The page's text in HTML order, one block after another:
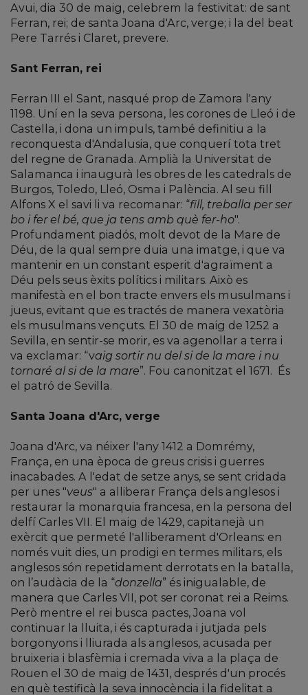
Avui, dia 30 de maig, celebrem la festivitat: de sant
Ferran, rei; de santa Joana d'Arc, verge; i la del beat
Pere Tarrés i Claret, prevere.
Sant Ferran, rei
Ferran III el Sant, nasqué prop de Zamora l'any
1198. Uní en la seva persona, les corones de Lleó i de
Castella, i dona un impuls, també definitiu a la
reconquesta d'Andalusia, que conquerí tota tret
del regne de Granada. Amplià la Universitat de
Salamanca i inaugurà les obres de les catedrals de
Burgos, Toledo, Lleó, Osma i Palència. Al seu fill
Alfons X el savi li va recomanar: “fill, treballa per ser
bo i fer el bé, que ja tens amb què fer-ho".
Profundament piadós, molt devot de la Mare de
Déu, de la qual sempre duia una imatge, i que va
mantenir en un constant esperit d'agraïment a
Déu pels seus èxits polítics i militars. Això es
manifestà en el bon tracte envers els musulmans i
jueus, evitant que es tractés de manera vexatòria
els musulmans vençuts. El 30 de maig de 1252 a
Sevilla, en sentir-se morir, es va agenollar a terra i
va exclamar: “vaig sortir nu del si de la mare i nu
tornaré al si de la mare”. Fou canonitzat el 1671. És
el patró de Sevilla.
Santa Joana d'Arc, verge
Joana d'Arc, va néixer l'any 1412 a Domrémy,
França, en una època de greus crisis i guerres
inacabades. A l'edat de setze anys, se sent cridada
per unes "veus" a alliberar França dels anglesos i
restaurar la monarquia francesa, en la persona del
delfí Carles VII. El maig de 1429, capitanejà un
exèrcit que permeté l'alliberament d'Orleans: en
només vuit dies, un prodigi en termes militars, els
anglesos són repetidament derrotats en la batalla,
on l’audàcia de la “donzella” és inigualable, de
manera que Carles VII, pot ser coronat rei a Reims.
Però mentre el rei busca pactes, Joana vol
continuar la lluita, i és capturada i jutjada pels
borgonyons i lliurada als anglesos, acusada per
bruixeria i blasfèmia i cremada viva a la plaça de
Rouen el 30 de maig de 1431, després d'un procés
en què testificà la seva innocència i la fidelitat a